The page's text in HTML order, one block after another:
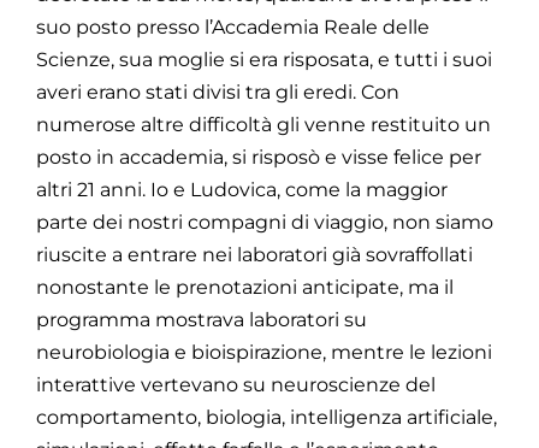
suo posto presso l’Accademia Reale delle
Scienze, sua moglie si era risposata, e tutti i suoi
averi erano stati divisi tra gli eredi. Con
numerose altre difficoltà gli venne restituito un
posto in accademia, si risposò e visse felice per
altri 21 anni. Io e Ludovica, come la maggior
parte dei nostri compagni di viaggio, non siamo
riuscite a entrare nei laboratori già sovraffollati
nonostante le prenotazioni anticipate, ma il
programma mostrava laboratori su
neurobiologia e bioispirazione, mentre le lezioni
interattive vertevano su neuroscienze del
comportamento, biologia, intelligenza artificiale,